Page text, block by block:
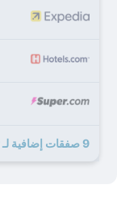
9 صفقات إضافية لـ تويوكو إن كانازاوا كينروكوين كوريمبو